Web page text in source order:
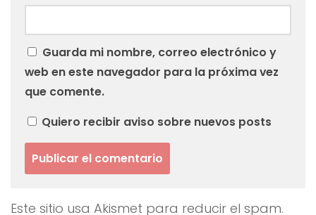
Guarda mi nombre, correo electrónico y
web en este navegador para la próxima vez
que comente.
Quiero recibir aviso sobre nuevos posts
Este sitio usa Akismet para reducir el spam.